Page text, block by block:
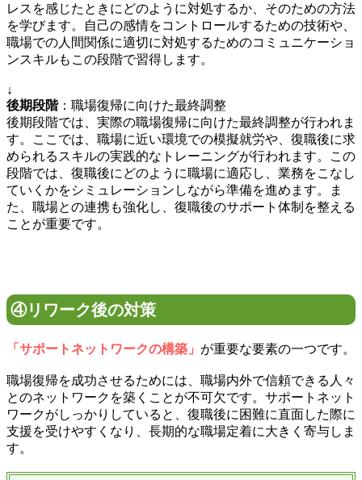
レスを感じたときにどのように対処するか、そのための方法
を学びます。自己の感情をコントロールするための技術や、
職場での人間関係に適切に対処するためのコミュニケーショ
ンスキルもこの段階で習得します。
↓
後期段階：職場復帰に向けた最終調整
後期段階では、実際の職場復帰に向けた最終調整が行われま
す。ここでは、職場に近い環境での模擬就労や、復職後に求
められるスキルの実践的なトレーニングが行われます。この
段階では、復職後にどのように職場に適応し、業務をこなし
ていくかをシミュレーションしながら準備を進めます。ま
た、職場との連携も強化し、復職後のサポート体制を整える
ことが重要です。
④リワーク後の対策
「サポートネットワークの構築」 が重要な要素の一つです。
職場復帰を成功させるためには、職場内外で信頼できる人々
とのネットワークを築くことが不可欠です。サポートネット
ワークがしっかりしていると、復職後に困難に直面した際に
支援を受けやすくなり、長期的な職場定着に大きく寄与しま
す。